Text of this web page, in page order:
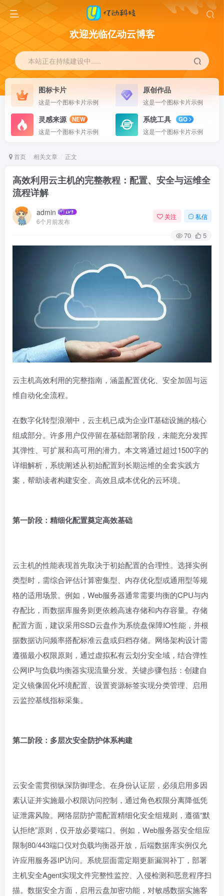
欢迎光临亿动云博客
本站正在持续建设中.....
图标卡片 原创作品
灵感来源
NEW
系统工具
GO
高效利用云主机的完整教程：配置、安全与运维全
流程详解
6个月前发布
云主机高效利用的完整指南，涵盖配置优化、安全加固与运
维自动化全流程。
在数字化转型浪潮中，云主机已成为企业IT基础设施的核心
组成部分。许多用户仅停留在基础部署阶段，未能充分发挥
其弹性、可扩展和高可用的潜力。本文将通过超过1500字的
详细解析，系统阐述从初始配置到长期运维的全套实践方
案，帮助读者构建安全、高效且成本优化的云环境。
第一阶段：精细化配置奠定高效基础
云主机的性能表现首先取决于初始配置的合理性。选择实例
类型时，需综合评估计算密集型、内存优化型或通用型等规
格的适用场景。例如，Web服务器通常需要均衡的CPU与内
存配比，而数据库服务则更依赖高速存储和内存容量。存储
配置方面，建议采用SSD云盘作为系统盘保障IO性能，并根
据数据访问频率搭配标准云盘或归档存储。网络架构设计需
遵循最小权限原则，通过虚拟私有云划分安全域，结合弹性
公网IP与负载均衡器实现流量分发。关键步骤包括：创建自
定义镜像固化环境配置、设置资源标签实现分类管理、启用
云监控基线指标采集。
第二阶段：多层次安全防护体系构建
云安全需贯彻纵深防御理念。在身份认证层，必须启用多因
素认证并实施最小权限访问控制，通过角色权限分离降低凭
证泄露风险。网络层防护需配置精细化安全组规则，遵循“默
认拒绝”原则，仅开放必要端口。例如，Web服务器安全组应
限制80/443端口仅对负载均衡器开放，后端数据库实例仅允
许应用服务器IP访问。系统层面需定期更新漏洞补丁，部署
主机安全Agent实现文件完整性监控、入侵检测和恶意程序扫
描。数据安全方面，启用云盘加密功能，对敏感数据实施客